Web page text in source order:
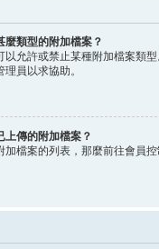
麼類型的附加檔案？
以允許或禁止某種附加檔案類
員以求協助。
上傳的附加檔案？
加檔案的列表，那麼前往會員